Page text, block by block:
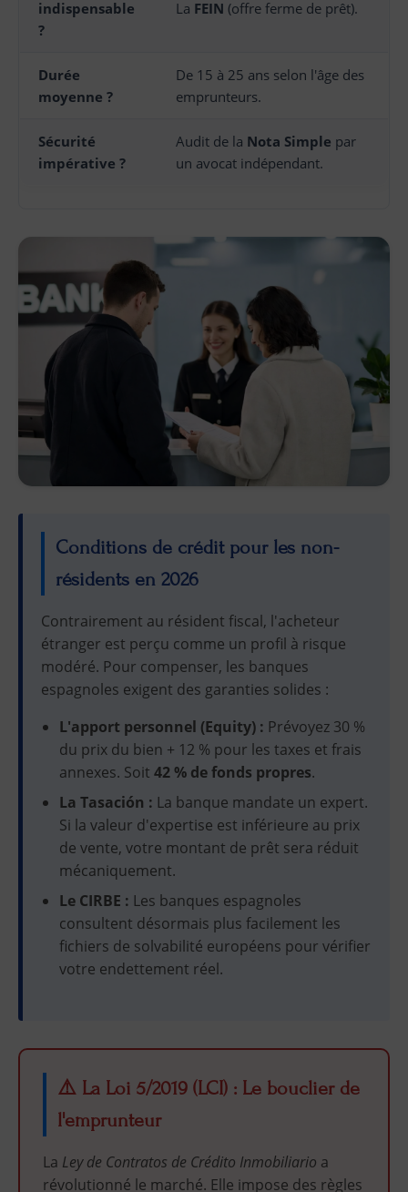
indispensable
?
La FEIN (offre ferme de prêt).
Durée
moyenne ?
De 15 à 25 ans selon l'âge des
emprunteurs.
Sécurité
impérative ?
Audit de la Nota Simple par
un avocat indépendant.
Conditions de crédit pour les non-
résidents en 2026
Contrairement au résident fiscal, l'acheteur
étranger est perçu comme un profil à risque
modéré. Pour compenser, les banques
espagnoles exigent des garanties solides :
L'apport personnel (Equity) : Prévoyez 30 %
du prix du bien + 12 % pour les taxes et frais
annexes. Soit 42 % de fonds propres.
La Tasación : La banque mandate un expert.
Si la valeur d'expertise est inférieure au prix
de vente, votre montant de prêt sera réduit
mécaniquement.
Le CIRBE : Les banques espagnoles
consultent désormais plus facilement les
fichiers de solvabilité européens pour vérifier
votre endettement réel.
⚠️ La Loi 5/2019 (LCI) : Le bouclier de
l'emprunteur
La Ley de Contratos de Crédito Inmobiliario a
révolutionné le marché. Elle impose des règles